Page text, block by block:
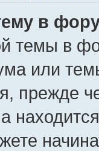
в
темы в
или
прежде